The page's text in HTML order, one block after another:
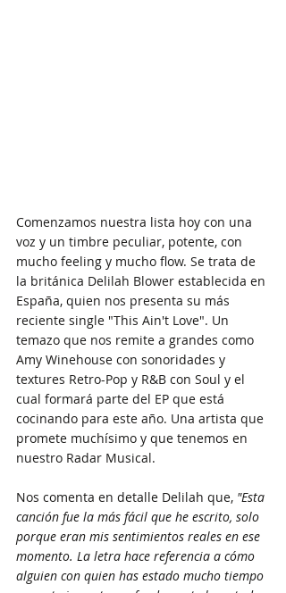
Comenzamos nuestra lista hoy con una
voz y un timbre peculiar, potente, con
mucho feeling y mucho flow. Se trata de
la británica Delilah Blower establecida en
España, quien nos presenta su más
reciente single "This Ain't Love". Un
temazo que nos remite a grandes como
Amy Winehouse con sonoridades y
textures Retro-Pop y R&B con Soul y el
cual formará parte del EP que está
cocinando para este año. Una artista que
promete muchísimo y que tenemos en
nuestro Radar Musical.
Nos comenta en detalle Delilah que, "Esta
canción fue la más fácil que he escrito, solo
porque eran mis sentimientos reales en ese
momento. La letra hace referencia a cómo
alguien con quien has estado mucho tiempo